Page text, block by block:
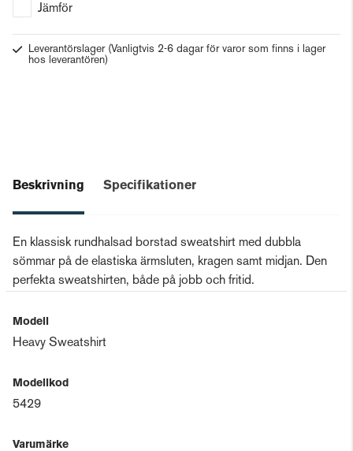
Jämför
Leverantörslager (Vanligtvis 2-6 dagar för varor som finns i lager
hos leverantören)
Beskrivning Specifikationer
En klassisk rundhalsad borstad sweatshirt med dubbla
sömmar på de elastiska ärmsluten, kragen samt midjan. Den
perfekta sweatshirten, både på jobb och fritid.
Modell
Heavy Sweatshirt
Modellkod
5429
Varumärke